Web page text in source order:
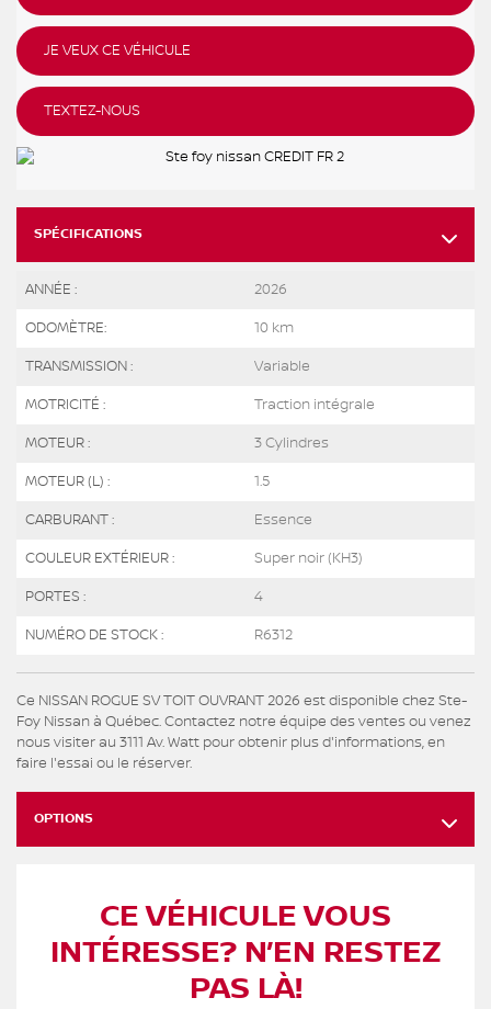
SPÉCIFICATIONS
ANNÉE : 2026
ODOMÈTRE: 10 km
TRANSMISSION : Variable
MOTRICITÉ : Traction intégrale
MOTEUR : 3 Cylindres
MOTEUR (L) : 1.5
CARBURANT : Essence
COULEUR EXTÉRIEUR : Super noir (KH3)
PORTES : 4
NUMÉRO DE STOCK : R6312
Ce NISSAN ROGUE SV TOIT OUVRANT 2026 est disponible chez Ste-
Foy Nissan à Québec. Contactez notre équipe des ventes ou venez
nous visiter au 3111 Av. Watt pour obtenir plus d'informations, en
faire l'essai ou le réserver.
OPTIONS
CE VÉHICULE VOUS
INTÉRESSE? N’EN RESTEZ
PAS LÀ!
JE VEUX CE VÉHICULE
TEXTEZ-NOUS